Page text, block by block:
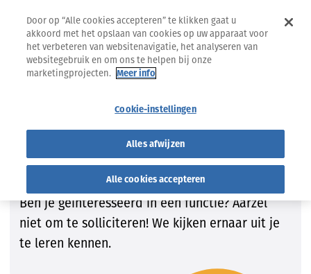
Vind de job die bij JOU past!
Wij zijn steeds op zoek naar getalenteerde
kandidaten om onze teams te vervolledigen.
Ben je geïnteresseerd in een functie? Aarzel
niet om te solliciteren! We kijken ernaar uit je
te leren kennen.
Door op “Alle cookies accepteren” te klikken gaat u
akkoord met het opslaan van cookies op uw apparaat voor
het verbeteren van websitenavigatie, het analyseren van
websitegebruik en om ons te helpen bij onze
marketingprojecten. Meer info
Cookie-instellingen
Alles afwijzen
Alle cookies accepteren